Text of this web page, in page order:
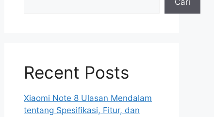
Cari
Recent Posts
Xiaomi Note 8 Ulasan Mendalam
tentang Spesifikasi, Fitur, dan